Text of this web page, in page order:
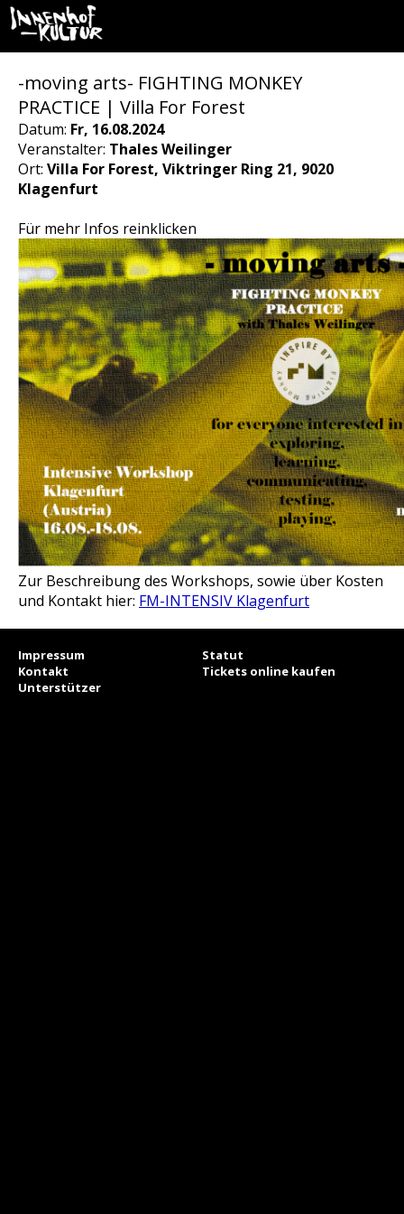
-moving arts- FIGHTING MONKEY
PRACTICE | Villa For Forest
Datum: Fr, 16.08.2024
Veranstalter: Thales Weilinger
Ort: Villa For Forest, Viktringer Ring 21, 9020
Klagenfurt
Für mehr Infos reinklicken
Zur Beschreibung des Workshops, sowie über Kosten
und Kontakt hier: FM-INTENSIV Klagenfurt
Impressum
Statut
Kontakt
Tickets online kaufen
Unterstützer